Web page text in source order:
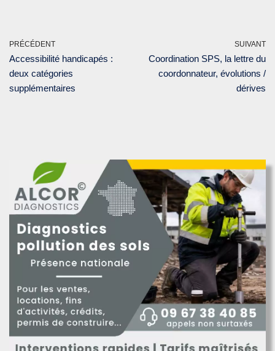
PRÉCÉDENT
Accessibilité handicapés :
deux catégories
supplémentaires
SUIVANT
Coordination SPS, la lettre du
coordonnateur, évolutions /
dérives